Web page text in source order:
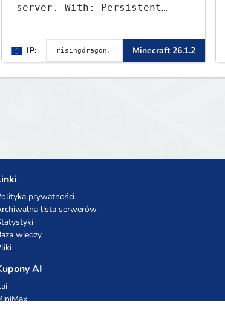
server. With: Persistent
more...
IP:
Minecraft 26.1.2
prywatności
lista serwerów
wiedzy
AI